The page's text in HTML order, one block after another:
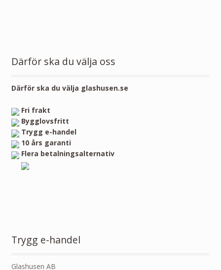
Därför ska du välja oss
Därför ska du välja glashusen.se
Fri frakt
Bygglovsfritt
Trygg e-handel
10 års garanti
Flera betalningsalternativ
Trygg e-handel
Glashusen AB